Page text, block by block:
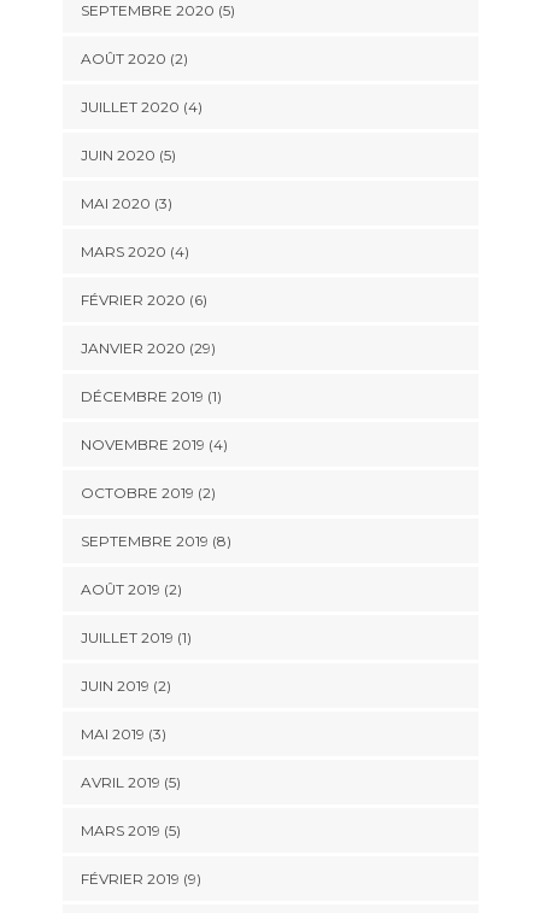
SEPTEMBRE 2020 (5)
AOÛT 2020 (2)
JUILLET 2020 (4)
JUIN 2020 (5)
MAI 2020 (3)
MARS 2020 (4)
FÉVRIER 2020 (6)
JANVIER 2020 (29)
DÉCEMBRE 2019 (1)
NOVEMBRE 2019 (4)
OCTOBRE 2019 (2)
SEPTEMBRE 2019 (8)
AOÛT 2019 (2)
JUILLET 2019 (1)
JUIN 2019 (2)
MAI 2019 (3)
AVRIL 2019 (5)
MARS 2019 (5)
FÉVRIER 2019 (9)